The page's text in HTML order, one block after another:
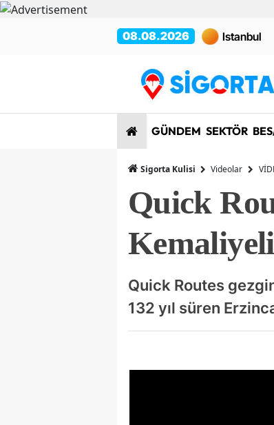
08.08.2026
GÜNDEM SEKTÖR
Sigorta Kulisi Videolar
Quick
Quick Routes
132 yıl süren